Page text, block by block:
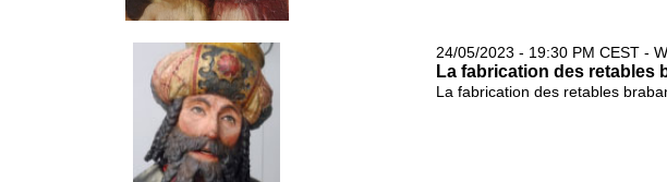
24/05/2023 - 19:30 PM CEST -
La fabrication des retables
La fabrication des retables